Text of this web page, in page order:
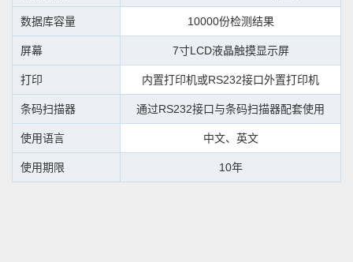
数据库容量 10000份检测结果
屏幕 7寸LCD液晶触摸显示屏
打印 内置打印机或RS232接口外置打印机
条码扫描器 通过RS232接口与条码扫描器配套使用
使用语言 中文、英文
使用期限 10年